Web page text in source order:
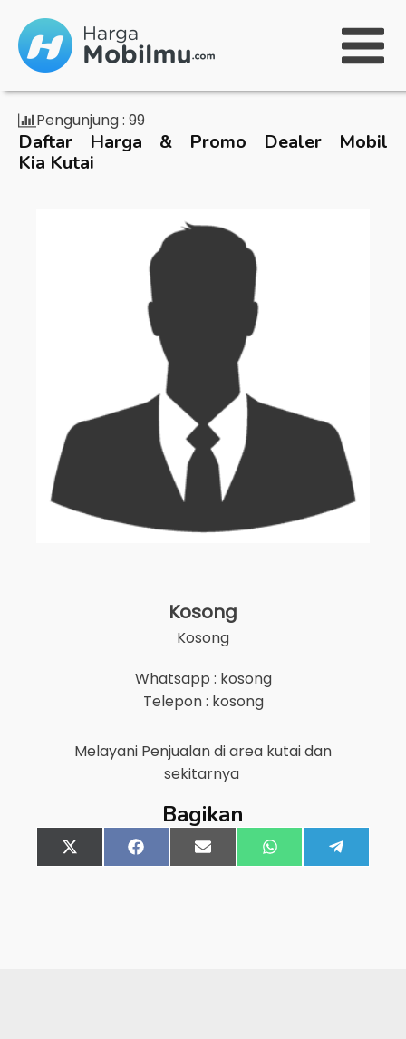
Pengunjung : 99
Daftar Harga & Promo Dealer Mobil
Kia Kutai
Kosong
Kosong
Whatsapp : kosong
Telepon : kosong
Melayani Penjualan di area kutaidan
sekitarnya
Bagikan
Share
on
X
(Twitter)
Share
on
FacebookShare
on
Email Share
on
WhatsApp
on